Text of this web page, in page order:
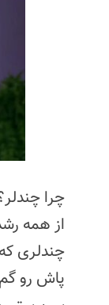
چرا
از همه
چندلری
پاش رو گم